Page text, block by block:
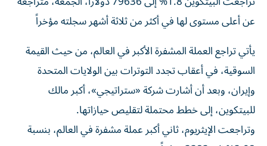
عن أعلى مستوى لها في أكثر من ثلاثة أشهر سجلته مؤخراً
يأتي تراجع العملة المشفرة الأكبر في العالم، من حيث القيمة
السوقية، في أعقاب تجدد التوترات بين الولايات المتحدة
وإيران، وبعد أن أشارت شركة «ستراتيجي»، أكبر مالك
للبيتكوين، إلى خطط محتملة لتقليص حيازاتها.
وتراجعت الإيثريوم، ثاني أكبر عملة مشفرة في العالم، بنسبة